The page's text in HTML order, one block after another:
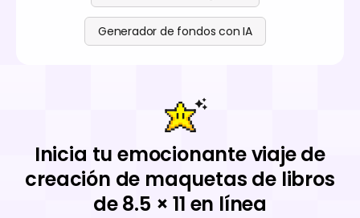
Generador de fondos con IA
Inicia tu emocionante viaje de
creación de maquetas de libros
de 8.5 × 11 en línea